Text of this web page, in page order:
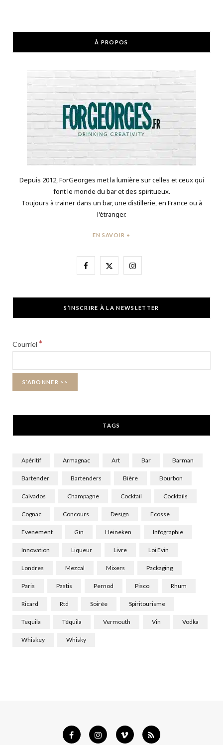
À PROPOS
Depuis 2012, ForGeorges met la lumière sur celles et ceux qui
font le monde du bar et des spiritueux.
Toujours à trainer dans un bar, une distillerie, en France ou à
l'étranger.
EN SAVOIR +
F
e
X
w
I
t
S’INSCRIRE À LA NEWSLETTER
Courriel *
TAGS
Apéritif Armagnac Art Bar Barman
Bartender Bartenders Bière Bourbon
Calvados Champagne Cocktail Cocktails
Cognac Concours Design Ecosse
Evenement Gin Heineken Infographie
Innovation Liqueur Livre Loi Evin
Londres Mezcal Mixers Packaging
Paris Pastis Pernod Pisco Rhum
Ricard Rtd Soirée Spiritourisme
Tequila Téquila Vermouth Vin Vodka
Whiskey Whisky